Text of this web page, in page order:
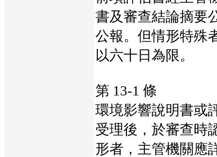
書及審查結論摘要
公報。但情形特殊
以六十日為限。
第 13-1 條
環境影響說明書或
受理後，於審查時
形者，主管機關應